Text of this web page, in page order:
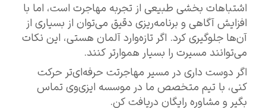
اشتباهات بخشی طبیعی از تجربه مهاجرت است، اما با
افزایش آگاهی و برنامه‌ریزی دقیق می‌توان از بسیاری از
آن‌ها جلوگیری کرد. اگر تازه‌وارد آلمان هستی، این نکات
می‌توانند مسیرت را بسیار هموارتر کنند.
اگر دوست داری در مسیر مهاجرتت حرفه‌ای‌تر حرکت
کنی، با تیم متخصص ما در موسسه ایزی‌وی تماس
بگیر و مشاوره رایگان دریافت کن.